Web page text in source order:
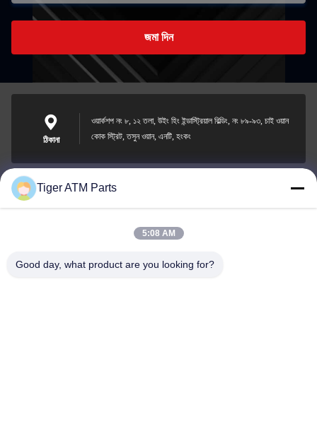
জমা দিন
ঠিকানা
ওয়ার্কশপ নং ৮, ১২ তলা, উইং হিং ইন্ডাস্ট্রিয়াল বিল্ডিং, নং ৮৯-৯৩, চাই ওয়ান
কোক স্ট্রিট, তসুন ওয়ান, এনটি, হংকং
sales@atmpart.com.cn
Tiger ATM Parts
5:08 AM
Good day, what product are you looking for?